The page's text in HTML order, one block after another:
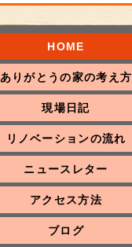
HOME
ありがとうの家の考え方
現場日記
リノベーションの流れ
ニュースレター
アクセス方法
ブログ